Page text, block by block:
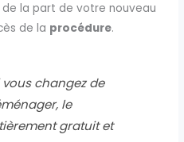
la part de votre nouveau
de la procédure.
changez de
le
gratuit et